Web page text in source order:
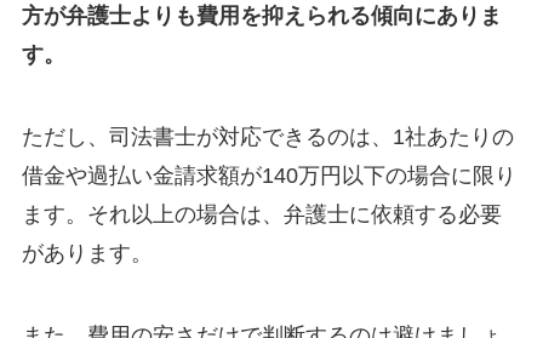
方が弁護士よりも費用を抑えられる傾向にありま
す。
ただし、司法書士が対応できるのは、1社あたりの
借金や過払い金請求額が140万円以下の場合に限り
ます。それ以上の場合は、弁護士に依頼する必要
があります。